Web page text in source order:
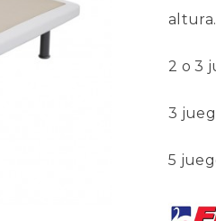
altura.
2 o 3
3
5